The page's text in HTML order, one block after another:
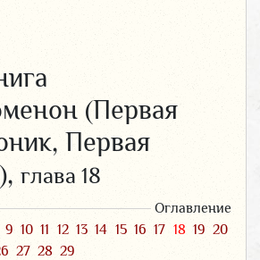
(Первая
Первая
глава 18
Оглавление
9 10 11 12 13 14 15 16 17 18 19 20
27 28 29